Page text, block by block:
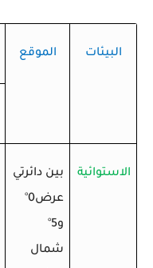
البيئات الموقع
الاستوائية
بين دائرتي
عرض0 °
و5 °
شمال